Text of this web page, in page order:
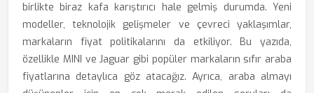
birlikte biraz kafa karıştırıcı hale gelmiş durumda. Yeni
modeller, teknolojik gelişmeler ve çevreci yaklaşımlar,
markaların fiyat politikalarını da etkiliyor. Bu yazıda,
özellikle MINI ve Jaguar gibi popüler markaların sıfır araba
fiyatlarına detaylıca göz atacağız. Ayrıca, araba almayı